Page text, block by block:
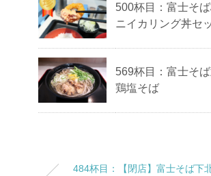
500杯目：富士そ
ニイカリング丼セ
569杯目：富士そ
鶏塩そば
484杯目：【閉店】富士そば下